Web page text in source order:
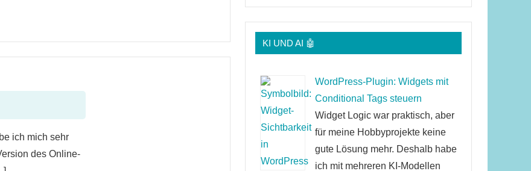
ich mich sehr
des Online-
KI UND AI 🤖
WordPress-Plugin: Widgets mit
Conditional Tags steuern
Widget Logic war praktisch, aber
für meine Hobbyprojekte keine
gute Lösung mehr. Deshalb habe
ich mit mehreren KI-Modellen